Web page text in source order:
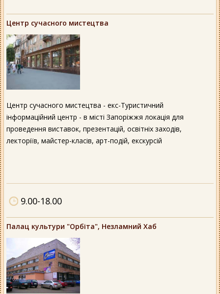
Центр сучасного мистецтва
Центр сучасного мистецтва - екс-Туристичний
інформаційний центр - в місті Запоріжжя локація для
проведення виставок, презентацій, освітніх заходів,
лекторіїв, майстер-класів, арт-подій, екскурсій
9.00-18.00
Палац культури "Орбіта", Незламний Хаб